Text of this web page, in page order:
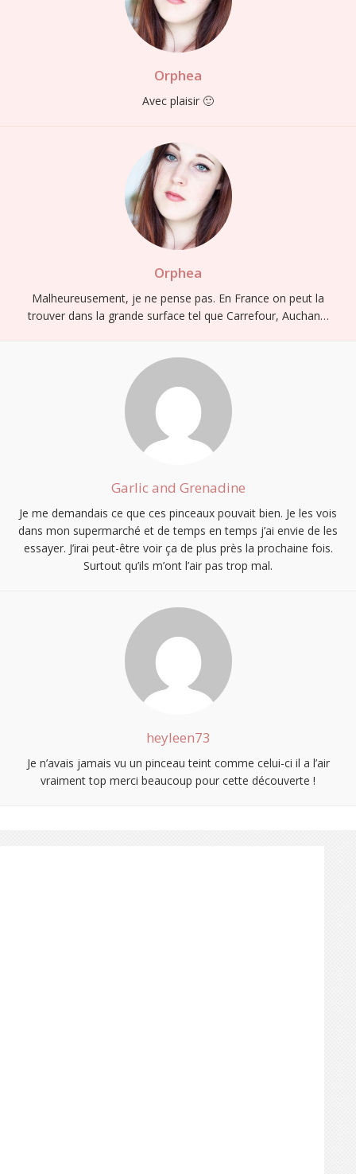
Orphea
Avec plaisir 🙂
Orphea
Malheureusement, je ne pense pas. En France on peut la
trouver dans la grande surface tel que Carrefour, Auchan…
Garlic and Grenadine
Je me demandais ce que ces pinceaux pouvait bien. Je les vois
dans mon supermarché et de temps en temps j’ai envie de les
essayer. J’irai peut-être voir ça de plus près la prochaine fois.
Surtout qu’ils m’ont l’air pas trop mal.
heyleen73
Je n’avais jamais vu un pinceau teint comme celui-ci il a l’air
vraiment top merci beaucoup pour cette découverte !